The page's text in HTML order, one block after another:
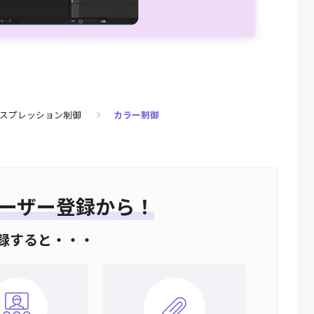
プレッション制御 カラー制御
ザー登録から！
すると・・・